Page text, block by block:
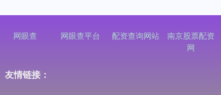
网眼查 网眼查平台 配资查询网站
南京股票配资
网
友情链接：